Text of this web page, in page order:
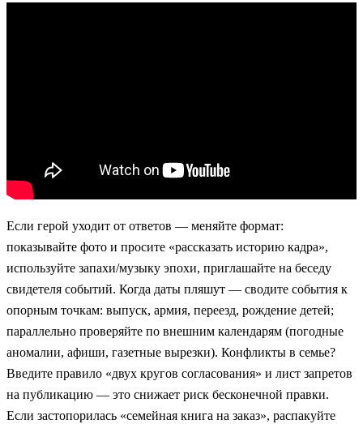
Если герой уходит от ответов — меняйте формат:
показывайте фото и просите «рассказать историю кадра»,
используйте запахи/музыку эпохи, приглашайте на беседу
свидетеля событий. Когда даты пляшут — сводите события к
опорным точкам: выпуск, армия, переезд, рождение детей;
параллельно проверяйте по внешним календарям (погодные
аномалии, афиши, газетные вырезки). Конфликты в семье?
Введите правило «двух кругов согласования» и лист запретов
на публикацию — это снижает риск бесконечной правки.
Если застопорилась «семейная книга на заказ», распакуйте